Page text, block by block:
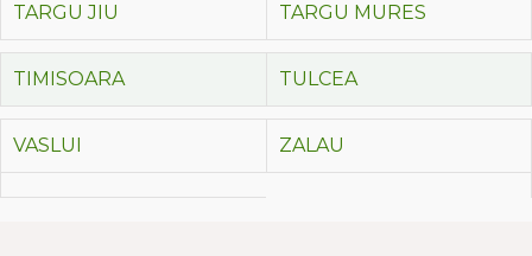
TARGU JIU TARGU MURES
TIMISOARA TULCEA
VASLUI ZALAU